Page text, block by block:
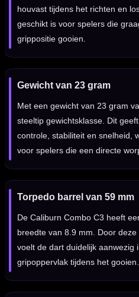
houvast tijdens het richten en
geschikt is voor spelers die
grippositie gooien.
Gewicht van 23 gram
Met een gewicht van 23 gram
steeltip gewichtsklasse. Dit
controle, stabiliteit en snelheid,
voor spelers die een directe
Torpedo barrel van 59 mm
De Caliburn Combo C3 heeft
breedte van 8.9 mm. Door
voelt de dart duidelijk aanwezig
gripoppervlak tijdens het gooien.